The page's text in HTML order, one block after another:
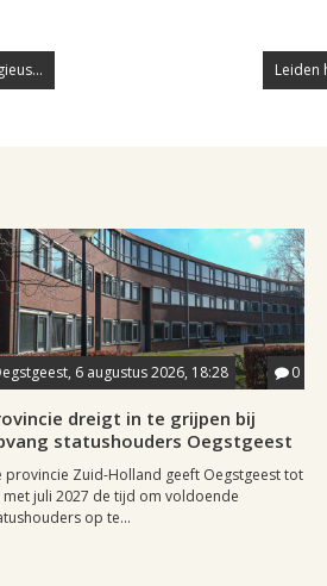
Leiden
6 augustus 2026, 18:28 0
dreigt in te grijpen bij
statushouders Oegstgeest
provincie Zuid-Holland geeft Oegstgeest tot
met juli 2027 de tijd om voldoende
op te...